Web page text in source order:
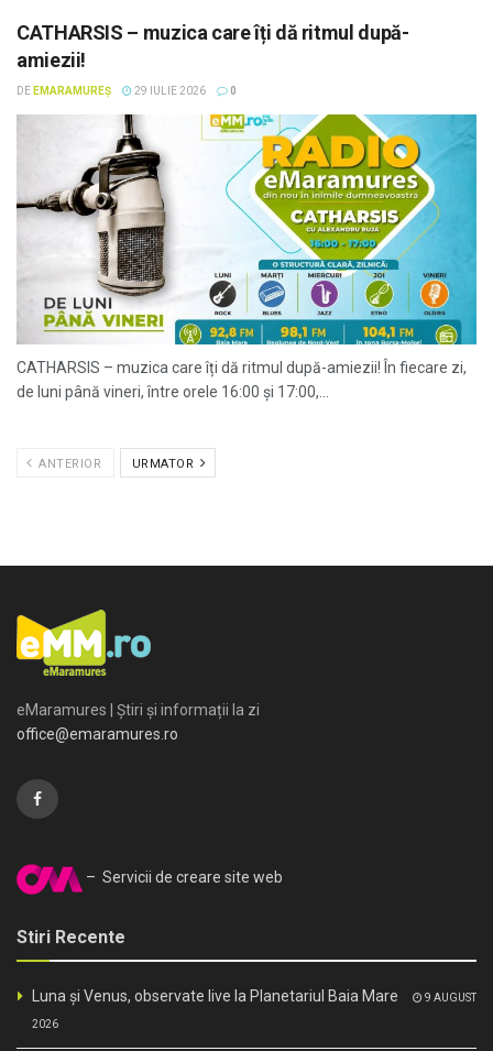
CATHARSIS – muzica care îți dă ritmul după-
amiezii!
DE EMARAMUREȘ 29 IULIE 2026 0
CATHARSIS – muzica care îți dă ritmul după-amiezii! În fiecare zi,
de luni până vineri, între orele 16:00 și 17:00,...
ANTERIOR URMATOR
eMaramures | Știri și informații la zi
office@emaramures.ro
– Servicii de creare site web
Stiri Recente
Luna și Venus, observate live la Planetariul Baia Mare 9 AUGUST
2026